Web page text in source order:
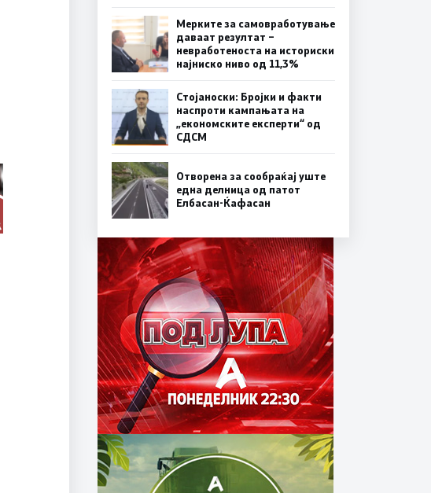
Мерките за самовработување
даваат резултат –
невработеноста на историски
најниско ниво од 11,3%
Стојаноски: Бројки и факти
наспроти кампањата на
„економските експерти“ од
СДСM
Отворена за сообраќај уште
една делница од патот
Елбасан-Ќафасан